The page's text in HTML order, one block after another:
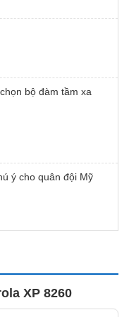
bộ đàm tầm xa
ý cho quân đội Mỹ
XP 8260